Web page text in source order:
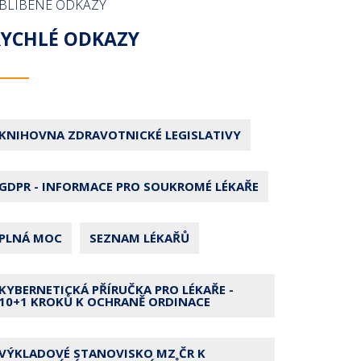
ODKAZY
ODKAZY
ZDRAVOTNICKÉ LEGISLATIVY
- INFORMACE PRO SOUKROMÉ LÉKAŘE
MOC SEZNAM LÉKAŘŮ
PŘÍRUČKA PRO LÉKAŘE -
KROKŮ K OCHRANĚ ORDINACE
STANOVISKO MZ ČR K